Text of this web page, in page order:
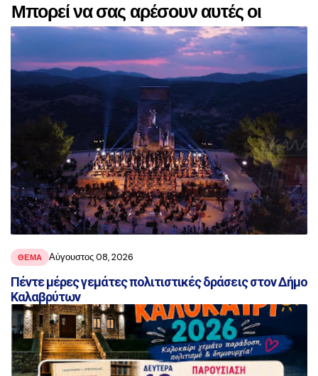
Μπορεί να σας αρέσουν αυτές οι
αναρτήσεις
ΘΕΜΑ Αύγουστος 08, 2026
Πέντε μέρες γεμάτες πολιτιστικές δράσεις στον Δήμο
Καλαβρύτων